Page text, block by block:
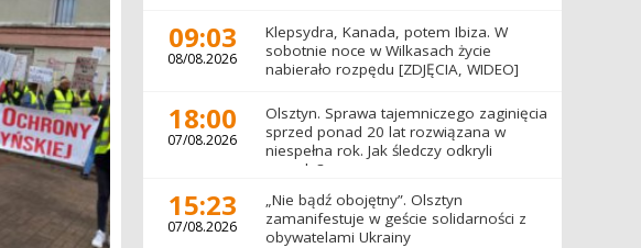
09:03
08/08.2026
Klepsydra, Kanada, potem Ibiza. W
sobotnie noce w Wilkasach życie
nabierało rozpędu [ZDJĘCIA, WIDEO]
18:00
07/08.2026
Olsztyn. Sprawa tajemniczego zaginięcia
sprzed ponad 20 lat rozwiązana w
niespełna rok. Jak śledczy odkryli
prawdę?
15:23
07/08.2026
„Nie bądź obojętny”. Olsztyn
zamanifestuje w geście solidarności z
obywatelami Ukrainy